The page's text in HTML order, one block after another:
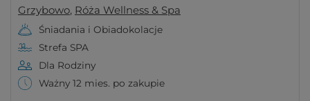
Grzybowo, Róża Wellness & Spa
Śniadania i Obiadokolacje
Strefa SPA
Dla Rodziny
Ważny 12 mies. po zakupie